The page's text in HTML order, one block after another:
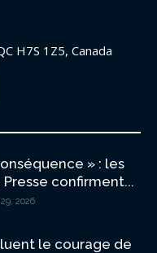
H7S 1Z5, Canada
» : les
confirment...
2026
le courage de